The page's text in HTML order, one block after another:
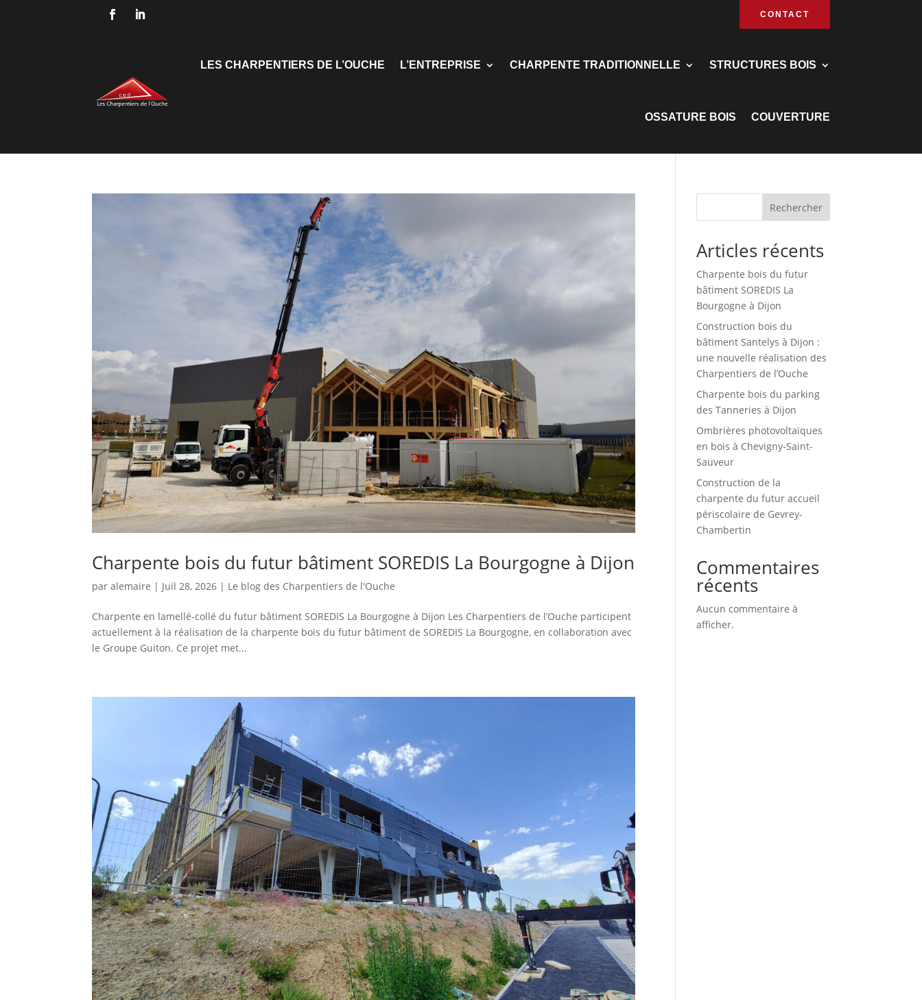
CONTACT
LES CHARPENTIERS DE L’OUCHE L’ENTREPRISE CHARPENTE TRADITIONNELLE STRUCTURES BOIS
OSSATURE BOIS COUVERTURE
Charpente bois du futur bâtiment SOREDIS La Bourgogne à Dijon
paralemaire | Juil 28, 2026 | Le blog des Charpentiers de l'Ouche
Charpente en lamellé-collé du futur bâtiment SOREDIS La Bourgogne à Dijon Les Charpentiers de l’Ouche participent
actuellement à la réalisation de la charpente bois du futur bâtiment de SOREDIS La Bourgogne, en collaboration avec
le Groupe Guiton. Ce projet met...
Rechercher
Articles récents
Charpente bois du futur
bâtiment SOREDIS La
Bourgogne à Dijon
Construction bois du
bâtiment Santelys à Dijon :
une nouvelle réalisation des
Charpentiers de l’Ouche
Charpente bois du parking
des Tanneries à Dijon
Ombrières photovoltaïques
en bois à Chevigny-Saint-
Sauveur
Construction de la
charpente du futur accueil
périscolaire de Gevrey-
Chambertin
Commentaires
récents
Aucun commentaire à
afficher.